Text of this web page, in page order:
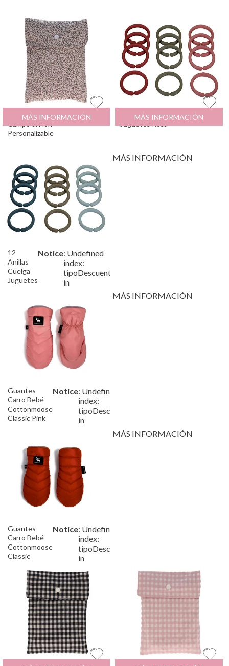
Bolsa para Pañales
Campo di Fiori
Personalizable
12.95
MÁS INFORMACIÓN
12 Anillas Cuelga
Juguetes Rosa
8.99
MÁS INFORMACIÓN
12
Anillas
Cuelga
Juguetes
Notice: Undefined
index:
tipoDescuento
in
MÁS INFORMACIÓN
Guantes
Carro Bebé
Cottonmoose
Classic Pink
Notice: Undefined
index:
tipoDescuento
in
MÁS INFORMACIÓN
Guantes
Carro Bebé
Cottonmoose
Classic
Notice: Undefined
index:
tipoDescuento
in
MÁS INFORMACIÓN